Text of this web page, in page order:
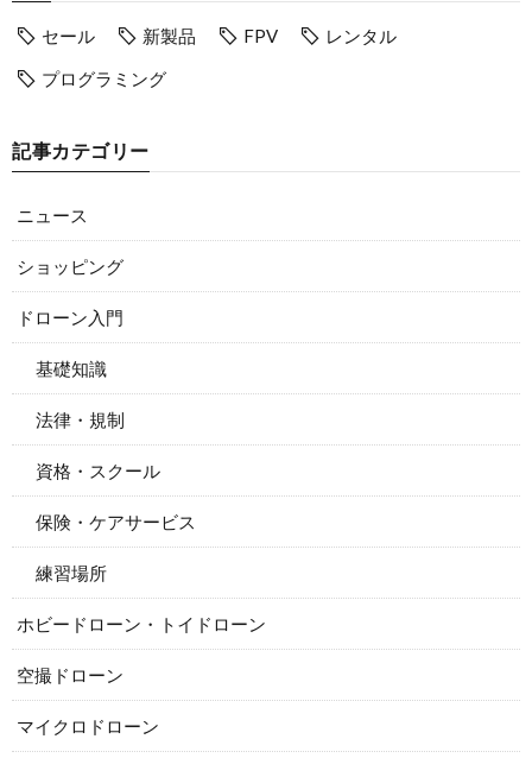
セール 新製品 FPV
レンタル
プログラミング
記事カテゴリー
ニュース
ショッピング
ドローン入門
基礎知識
法律・規制
資格・スクール
保険・ケアサービス
練習場所
ホビードローン・トイドローン
空撮ドローン
マイクロドローン